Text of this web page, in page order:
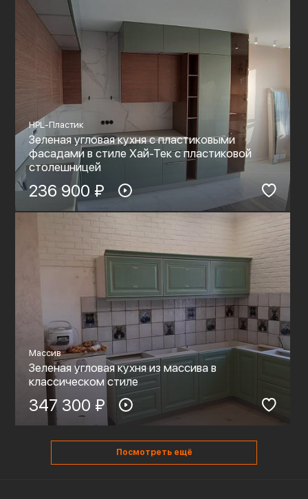
HPL-Пластик
Зеленая угловая кухня с пластиковыми
фасадами в стиле Хай-Тек с пластиковой
столешницей
236 900 ₽
Массив
Зеленая угловая кухня из массива в
классическом стиле
347 300 ₽
Посмотреть ещё